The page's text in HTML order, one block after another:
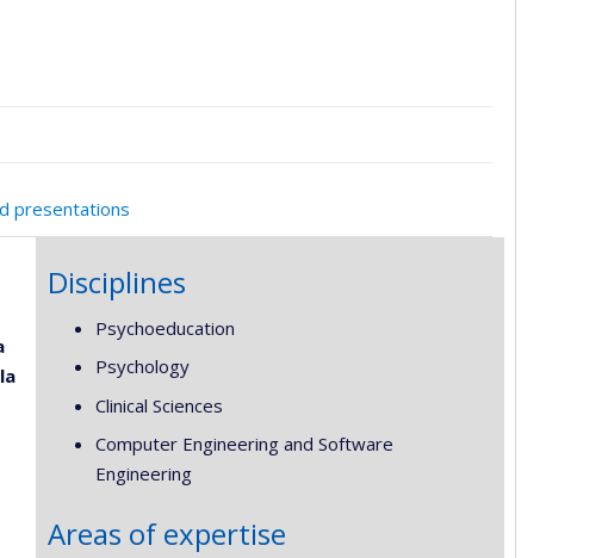
presentations
Disciplines
Psychoeducation
Psychology
Clinical Sciences
Computer Engineering and Software
Engineering
Areas of expertise